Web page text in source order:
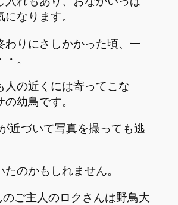
なります。
わりにさしかかった頃、一
。
人の近くには寄ってこな
幼鳥です。
近づいて写真を撮っても逃
のかもしれません。
ご主人のロクさんは野鳥大